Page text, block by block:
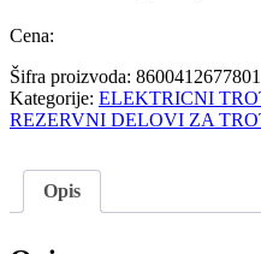
Cena:
Šifra proizvoda: 8600412677801
Kategorije: ELEKTRICNI
REZERVNI DELOVI ZA
Opis